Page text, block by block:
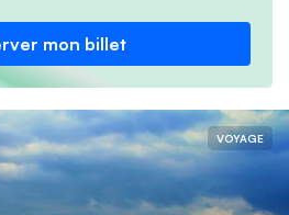
mon billet
VOYAGE